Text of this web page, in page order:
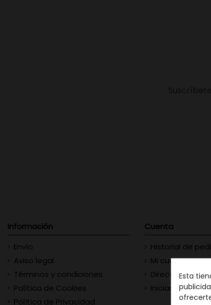
Información
Envío
Aviso legal
Términos y condiciones
Política de Cookies
Política de Privacidad
Cuenta
Historial de
Mi cuenta
Direcciones
Iniciar sesión
Esta